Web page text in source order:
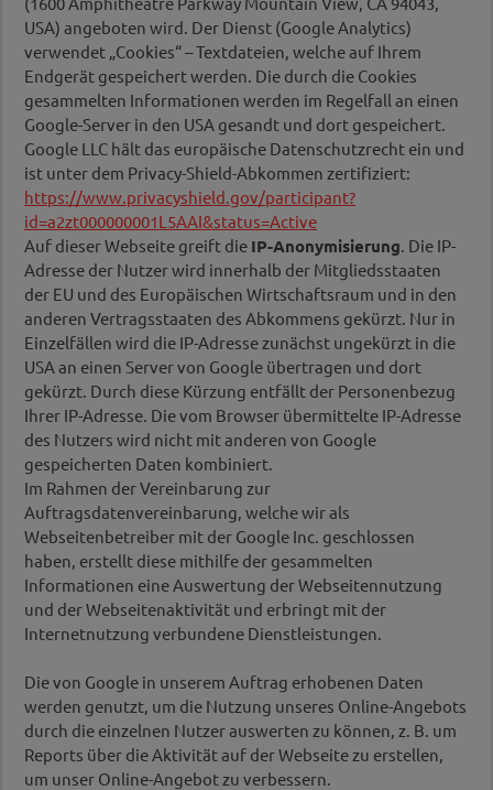
USA) angeboten wird. Der Dienst (Google Analytics)
verwendet „Cookies“ – Textdateien, welche auf Ihrem
Endgerät gespeichert werden. Die durch die Cookies
gesammelten Informationen werden im Regelfall an einen
Google-Server in den USA gesandt und dort gespeichert.
Google LLC hält das europäische Datenschutzrecht ein und
ist unter dem Privacy-Shield-Abkommen zertifiziert:
https://www.privacyshield.gov/participant?
id=a2zt000000001L5AAI&status=Active
Auf dieser Webseite greift die IP-Anonymisierung. Die IP-
Adresse der Nutzer wird innerhalb der Mitgliedsstaaten
der EU und des Europäischen Wirtschaftsraum und in den
anderen Vertragsstaaten des Abkommens gekürzt. Nur in
Einzelfällen wird die IP-Adresse zunächst ungekürzt in die
USA an einen Server von Google übertragen und dort
gekürzt. Durch diese Kürzung entfällt der Personenbezug
Ihrer IP-Adresse. Die vom Browser übermittelte IP-Adresse
des Nutzers wird nicht mit anderen von Google
gespeicherten Daten kombiniert.
Im Rahmen der Vereinbarung zur
Auftragsdatenvereinbarung, welche wir als
Webseitenbetreiber mit der Google Inc. geschlossen
haben, erstellt diese mithilfe der gesammelten
Informationen eine Auswertung der Webseitennutzung
und der Webseitenaktivität und erbringt mit der
Internetnutzung verbundene Dienstleistungen.
Die von Google in unserem Auftrag erhobenen Daten
werden genutzt, um die Nutzung unseres Online-Angebots
durch die einzelnen Nutzer auswerten zu können, z. B. um
Reports über die Aktivität auf der Webseite zu erstellen,
um unser Online-Angebot zu verbessern.